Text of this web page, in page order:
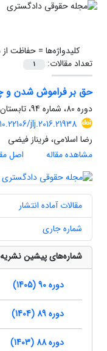
کلیدواژه‌ها =حفاظت از
تعداد مقالات:
1
حق بر فراموش شدن
دوره 80، شماره 94، تابستان 1395، صفحه
10.22106/jlj.2016.21938
رضا اسلامی، فریناز فیضی
مشاهده مقاله
اصل
مقالات آماده انتشار
شماره جاری
شماره‌های پیشین نشریه
دوره 90 (1405)
دوره 89 (1404)
دوره 88 (1403)